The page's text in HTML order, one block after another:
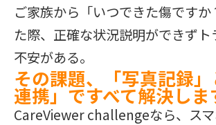
ご家族から「いつできた傷です
た際、正確な状況説明ができずト
不安がある。
その課題、「写真記録
連携」ですべて解決しま
CareViewer challengeなら、ス